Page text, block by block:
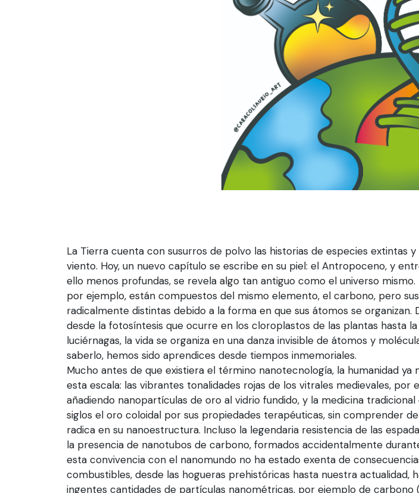
La Tierra cuenta con susurros de polvo las historias de especies extintas
viento. Hoy, un nuevo capítulo se escribe en su piel: el Antropoceno, y
ello menos profundas, se revela algo tan antiguo como el universo
por ejemplo, están compuestos del mismo elemento, el carbono, pero
radicalmente distintas debido a la forma en que sus átomos se organizan.
desde la fotosíntesis que ocurre en los cloroplastos de las plantas hasta
luciérnagas, la vida se organiza en una danza invisible de átomos y
saberlo, hemos sido aprendices desde tiempos inmemoriales.
Mucho antes de que existiera el término nanotecnología, la humanidad ya
esta escala: las vibrantes tonalidades rojas de los vitrales medievales, por
añadiendo nanopartículas de oro al vidrio fundido, y la medicina
siglos el oro coloidal por sus propiedades terapéuticas, sin comprender
radica en su nanoestructura. Incluso la legendaria resistencia de las
la presencia de nanotubos de carbono, formados accidentalmente
esta convivencia con el nanomundo no ha estado exenta de
combustibles, desde las hogueras prehistóricas hasta nuestra actualidad,
ingentes cantidades de partículas nanométricas, por ejemplo de carbono